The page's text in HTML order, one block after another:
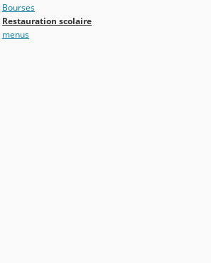
Bourses
Restauration scolaire
menus